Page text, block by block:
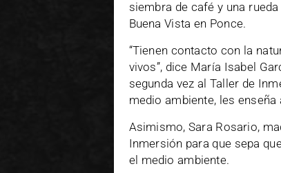
siembra de café y una
Buena Vista en Ponce.
“Tienen contacto con la
vivos”, dice María Isabel
segunda vez al Taller de
medio ambiente, les enseña
Asimismo, Sara Rosario,
Inmersión para que sepa
el medio ambiente.